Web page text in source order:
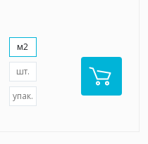
м2
шт.
упак.